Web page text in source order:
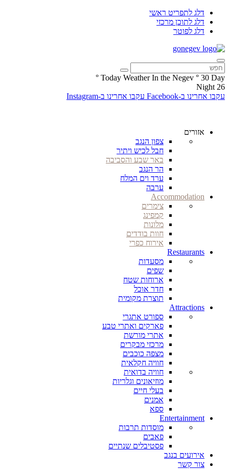
דלג לתפריט ראשי
דלג לתוכן מרכזי
דלג לפוטר
Today Weather In the Negev ° 30 Day
°
26
Night
עקבו אחרינו ב-Facebook
עקבו אחרינו ב-Instagram
אזורים
צפון הנגב
חבל לכיש ויתיר
באר שבע והסביבה
הר הנגב
ערד וים המלח
ערבה
Accommodation
צימרים
קמפינג
מלונות
חוות בודדים
אירוח כפרי
Restaurants
מסעדות
שפים
ארוחות שטח
חדר אוכל
תוצרת מקומית
Attractions
ספורט אתגרי
פארקים ואתרי טבע
אתרי מורשת
מרכזי מבקרים
מצפה כוכבים
חוויה חקלאית
חוויה בדואית
מוזיאונים וגלריות
בעלי חיים
אמנים
ספא
Entertainment
מוסדות תרבות
פאבים
פסטיבלים שנתיים
אירועים בנגב
צור קשר